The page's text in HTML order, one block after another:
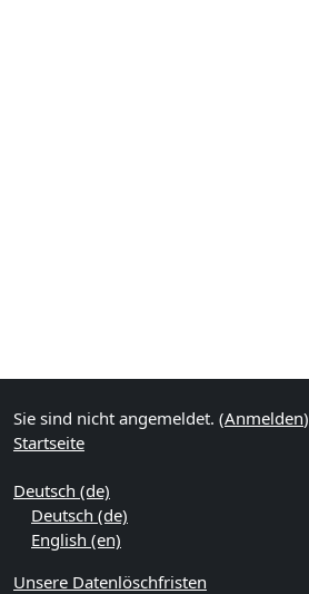
Sie sind nicht angemeldet. (Anmelden)
Startseite
Deutsch ‎(de)‎
Deutsch ‎(de)‎
English ‎(en)‎
Unsere Datenlöschfristen